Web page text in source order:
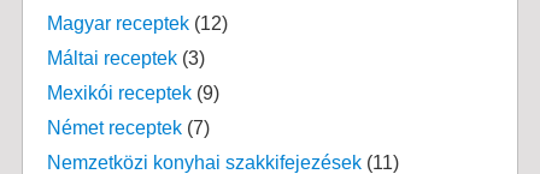
Magyar receptek(12)
Máltai receptek(3)
Mexikói receptek(9)
Német receptek(7)
Nemzetközi konyhai szakkifejezések(11)